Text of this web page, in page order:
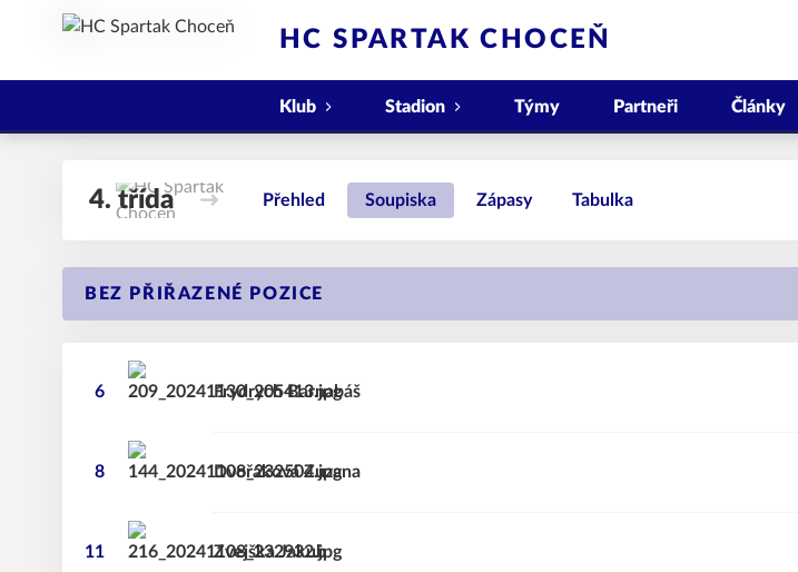
HC SPARTAK CHOCEŇ
Klub Stadion Týmy Partneři Články
4. třída Přehled Soupiska Zápasy Tabulka
BEZ PŘIŘAZENÉ POZICE
6 Barnabáš
Frydrych
8 Zuzana
Dvořáková
11 Jakub
Zvejška